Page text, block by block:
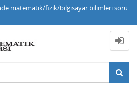
matematik/fizik/bilgisayar bilimleri soru